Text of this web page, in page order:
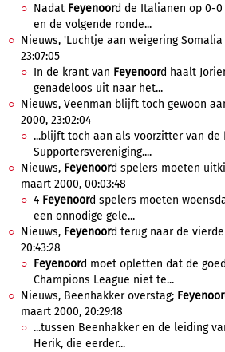
Nadat Feyenoord de Italianen op 0-
en de volgende ronde...
Nieuws, 'Luchtje aan weigering
23:07:05
In de krant van Feyenoord haalt
genadeloos uit naar het...
Nieuws, Veenman blijft toch gewoon
2000, 23:02:04
...blijft toch aan als voorzitter van de
Supportersvereniging....
Nieuws, Feyenoord spelers moeten
maart 2000, 00:03:48
4 Feyenoord spelers moeten
een onnodige gele...
Nieuws, Feyenoord terug naar de
20:43:28
Feyenoord moet opletten dat de
Champions League niet te...
Nieuws, Beenhakker overstag; Feyenoor
maart 2000, 20:29:18
...tussen Beenhakker en de leiding
Herik, die eerder...